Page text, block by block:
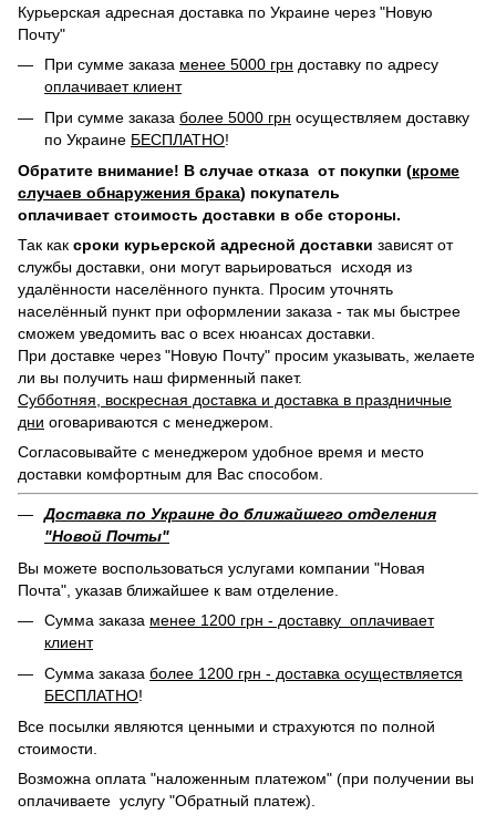
Курьерская адресная доставка по Украине через "Новую
Почту"
При сумме заказа менее 5000 грн доставку по адресу
оплачивает клиент
При сумме заказа более 5000 грн осуществляем доставку
по Украине БЕСПЛАТНО!
Обратите внимание! В случае отказа от покупки (кроме
случаев обнаружения брака) покупатель
оплачивает стоимость доставки в обе стороны.
Так как сроки курьерской адресной доставки зависят от
службы доставки, они могут варьироваться исходя из
удалённости населённого пункта. Просим уточнять
населённый пункт при оформлении заказа - так мы быстрее
сможем уведомить вас о всех нюансах доставки.
При доставке через "Новую Почту" просим указывать, желаете
ли вы получить наш фирменный пакет.
Субботняя, воскресная доставка и доставка в праздничные
дни оговариваются с менеджером.
Согласовывайте с менеджером удобное время и место
доставки комфортным для Вас способом.
Доставка по Украине до ближайшего отделения
"Новой Почты"
Вы можете воспользоваться услугами компании "Новая
Почта", указав ближайшее к вам отделение.
Сумма заказа менее 1200 грн - доставку оплачивает
клиент
Сумма заказа более 1200 грн - доставка осуществляется
БЕСПЛАТНО!
Все посылки являются ценными и страхуются по полной
стоимости.
Возможна оплата "наложенным платежом" (при получении вы
оплачиваете услугу "Обратный платеж).